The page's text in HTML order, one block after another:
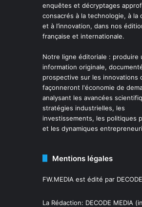
enquêtes et décryptages
consacrés à la technologie, à la
et à l’innovation, dans nos
française et internationale.
Notre ligne éditoriale : produire
information originale,
prospective sur les innovations
façonneront l'économie de
analysant les avancées
stratégies industrielles, les
investissements, les politiques
et les dynamiques
Mentions légales
FW.MEDIA est édité par
La Rédaction: DECODE